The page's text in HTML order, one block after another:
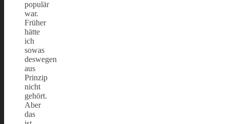
populär
war.
Früher
hätte
ich
sowas
deswegen
aus
Prinzip
nicht
gehört.
Aber
das